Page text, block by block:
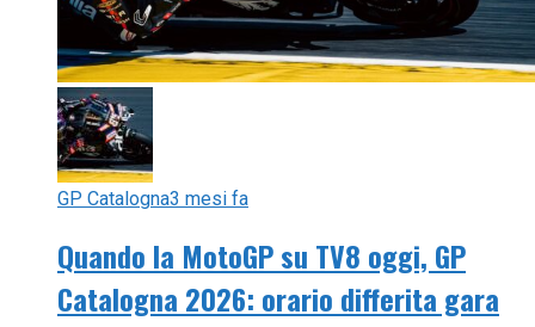
GP Catalogna3 mesi fa
Quando la MotoGP su TV8 oggi, GP
Catalogna 2026: orario differita gara